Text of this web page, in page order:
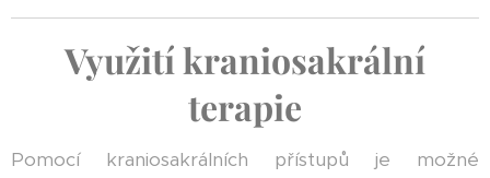
Využití kraniosakrální
terapie
Pomocí kraniosakrálních přístupů je možné